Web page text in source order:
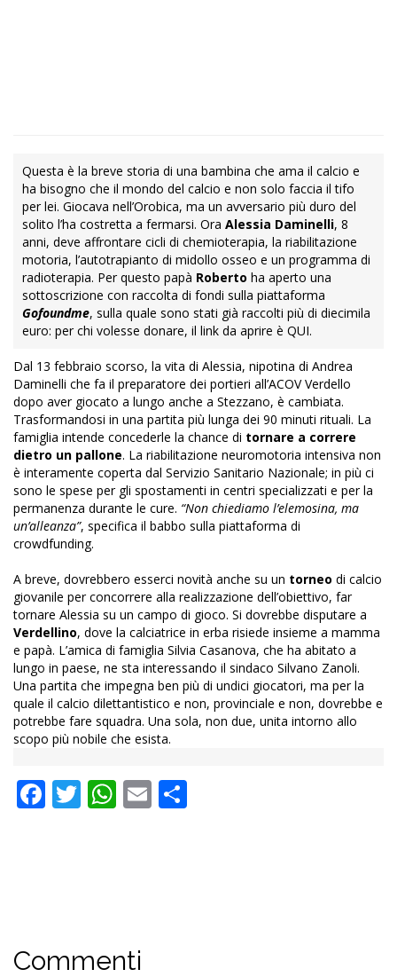
Questa è la breve storia di una bambina che ama il calcio e
ha bisogno che il mondo del calcio e non solo faccia il tifo
per lei. Giocava nell’Orobica, ma un avversario più duro del
solito l’ha costretta a fermarsi. Ora Alessia Daminelli, 8
anni, deve affrontare cicli di chemioterapia, la riabilitazione
motoria, l’autotrapianto di midollo osseo e un programma di
radioterapia. Per questo papà Roberto ha aperto una
sottoscrizione con raccolta di fondi sulla piattaforma
Gofoundme, sulla quale sono stati già raccolti più di diecimila
euro: per chi volesse donare, il link da aprire è QUI.
Dal 13 febbraio scorso, la vita di Alessia, nipotina di Andrea
Daminelli che fa il preparatore dei portieri all’ACOV Verdello
dopo aver giocato a lungo anche a Stezzano, è cambiata.
Trasformandosi in una partita più lunga dei 90 minuti rituali. La
famiglia intende concederle la chance di tornare a correre
dietro un pallone. La riabilitazione neuromotoria intensiva non
è interamente coperta dal Servizio Sanitario Nazionale; in più ci
sono le spese per gli spostamenti in centri specializzati e per la
permanenza durante le cure. “Non chiediamo l’elemosina, ma
un’alleanza”, specifica il babbo sulla piattaforma di
crowdfunding.
A breve, dovrebbero esserci novità anche su un torneo di calcio
giovanile per concorrere alla realizzazione dell’obiettivo, far
tornare Alessia su un campo di gioco. Si dovrebbe disputare a
Verdellino, dove la calciatrice in erba risiede insieme a mamma
e papà. L’amica di famiglia Silvia Casanova, che ha abitato a
lungo in paese, ne sta interessando il sindaco Silvano Zanoli.
Una partita che impegna ben più di undici giocatori, ma per la
quale il calcio dilettantistico e non, provinciale e non, dovrebbe e
potrebbe fare squadra. Una sola, non due, unita intorno allo
scopo più nobile che esista.
Facebook
Twitter
WhatsApp
Email
Commenti